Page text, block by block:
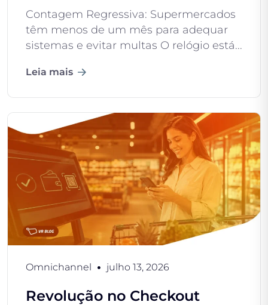
Contagem Regressiva: Supermercados
têm menos de um mês para adequar
sistemas e evitar multas O relógio está...
Leia mais
Omnichannel julho 13, 2026
Revolução no Checkout